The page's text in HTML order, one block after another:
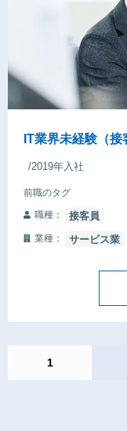
IT業界未経験（
/2019年入社
前職のタグ
職種：
接客員
業種： サービス業
1